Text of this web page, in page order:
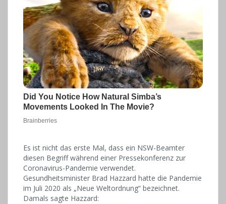
Es ist nicht das erste Mal, dass ein NSW-Beamter
diesen Begriff während einer Pressekonferenz zur
Coronavirus-Pandemie verwendet.
Gesundheitsminister Brad Hazzard hatte die Pandemie
im Juli 2020 als „Neue Weltordnung“ bezeichnet.
Damals sagte Hazzard: